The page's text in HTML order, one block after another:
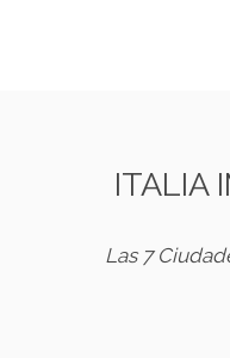
ITALIA
Las 7